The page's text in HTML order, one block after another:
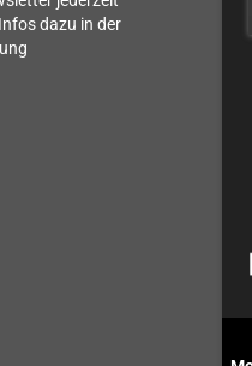
dazu in der